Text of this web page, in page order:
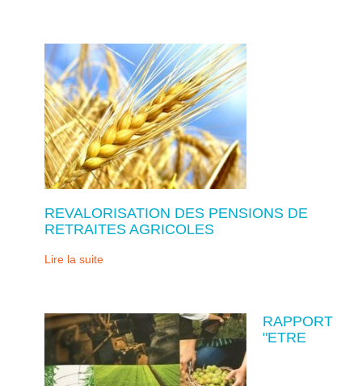
REVALORISATION DES PENSIONS DE
RETRAITES AGRICOLES
Lire la suite
RAPPORT
"ETRE